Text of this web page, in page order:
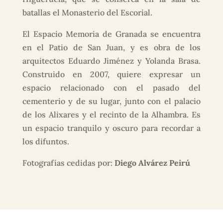
batallas el Monasterio del Escorial.
El Espacio Memoria de Granada se encuentra
en el Patio de San Juan, y es obra de los
arquitectos Eduardo Jiménez y Yolanda Brasa.
Construido en 2007, quiere expresar un
espacio relacionado con el pasado del
cementerio y de su lugar, junto con el palacio
de los Alixares y el recinto de la Alhambra. Es
un espacio tranquilo y oscuro para recordar a
los difuntos.
Fotografías cedidas por: Diego Alvárez Peirú